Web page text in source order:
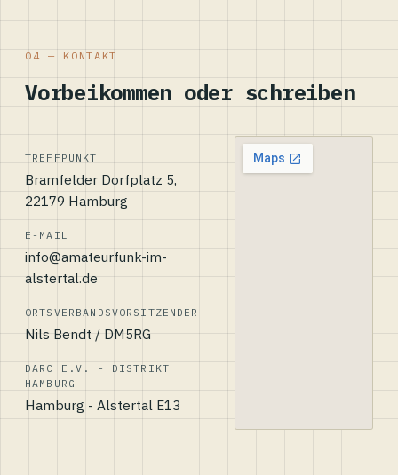
04 — KONTAKT
Vorbeikommen oder schreiben
TREFFPUNKT
Bramfelder Dorfplatz 5,
22179 Hamburg
E-MAIL
info@amateurfunk-im-
alstertal.de
ORTSVERBANDSVORSITZENDER
Nils Bendt / DM5RG
DARC E.V. - DISTRIKT
HAMBURG
Hamburg - Alstertal E13